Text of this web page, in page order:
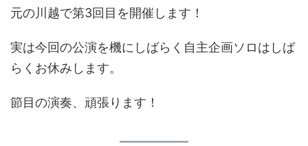
元の川越で第3回目を開催します！
実は今回の公演を機にしばらく自主企画ソロはしば
らくお休みします。
節目の演奏、頑張ります！